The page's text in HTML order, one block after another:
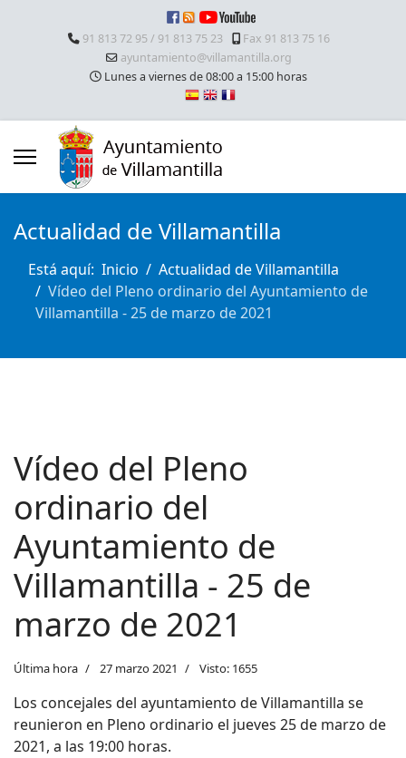
91 813 72 95 / 91 813 75 23
Fax 91 813 75 16
ayuntamiento@villamantilla.org
Lunes a viernes de 08:00 a 15:00 horas
Actualidad de Villamantilla
Está aquí: Inicio
Actualidad de Villamantilla
Vídeo del Pleno ordinario del Ayuntamiento de
Villamantilla - 25 de marzo de 2021
Vídeo del Pleno
ordinario del
Ayuntamiento de
Villamantilla - 25 de
marzo de 2021
Última hora 27 marzo 2021 Visto: 1655
Los concejales del ayuntamiento deVillamantilla se
reunieron en Pleno ordinario el jueves 25 de marzo de
2021, a las 19:00 horas.